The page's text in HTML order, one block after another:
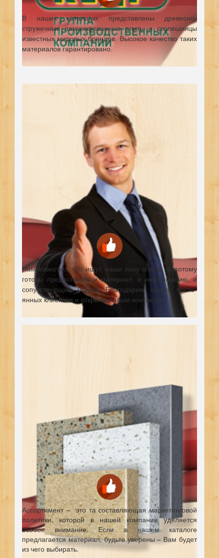
В наших каталогах представлены древесно-
стружечные ламинированные плиты и столешницы
известных мировых брендов. Высокое качество таких
материалов гарантировано.
Нам известно, что ищут наши покупатели, а потому
готовы предоставить и материал, и информацию, и
сопутствующие услуги. Благодарим наших посто-
янных клиентов и открыты новым контактам.
Ассортимент – это та составляющая маркетинговой
политики, которой в нашей компании уделяется
особое внимание. Если в нашем каталоге
предлагается материал, будьте уверены – Вам будет
из чего выбирать.